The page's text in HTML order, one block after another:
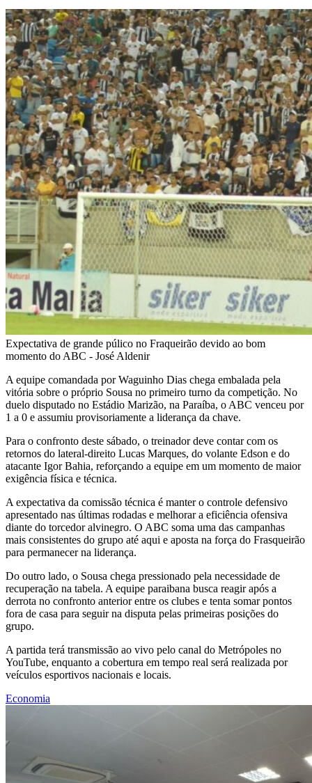
Expectativa de grande púlico no Fraqueirão devido ao bom
momento do ABC - José Aldenir
A equipe comandada por Waguinho Dias chega embalada pela
vitória sobre o próprio Sousa no primeiro turno da competição. No
duelo disputado no Estádio Marizão, na Paraíba, o ABC venceu por
1 a 0 e assumiu provisoriamente a liderança da chave.
Para o confronto deste sábado, o treinador deve contar com os
retornos do lateral-direito Lucas Marques, do volante Edson e do
atacante Igor Bahia, reforçando a equipe em um momento de maior
exigência física e técnica.
A expectativa da comissão técnica é manter o controle defensivo
apresentado nas últimas rodadas e melhorar a eficiência ofensiva
diante do torcedor alvinegro. O ABC soma uma das campanhas
mais consistentes do grupo até aqui e aposta na força do Frasqueirão
para permanecer na liderança.
Do outro lado, o Sousa chega pressionado pela necessidade de
recuperação na tabela. A equipe paraibana busca reagir após a
derrota no confronto anterior entre os clubes e tenta somar pontos
fora de casa para seguir na disputa pelas primeiras posições do
grupo.
A partida terá transmissão ao vivo pelo canal do Metrópoles no
YouTube, enquanto a cobertura em tempo real será realizada por
veículos esportivos nacionais e locais.
Economia